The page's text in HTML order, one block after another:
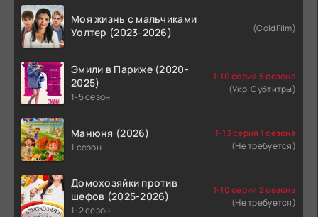
Моя жизнь с мальчиками
Уолтер (2023-2026)
(ColdFilm)
Эмили в Париже (2020-
2025)
1-5 сезон
1-10 серия 5 сезона
(Укр. Субтитры)
Манюня (2026)
1 сезон
1-13 серия 1 сезона
(Не требуется)
Домохозяйки против
шефов (2025-2026)
1-2 сезон
1-10 серия 2 сезона
(Не требуется)